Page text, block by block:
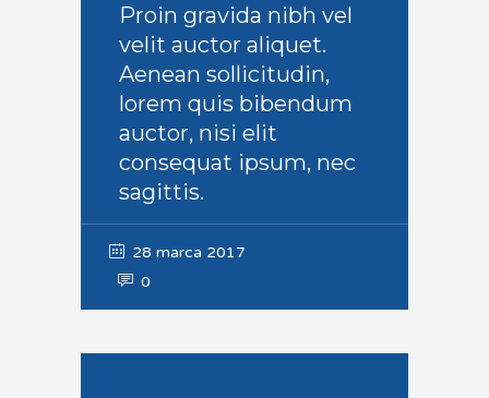
Proin gravida nibh vel
velit auctor aliquet.
Aenean sollicitudin,
lorem quis bibendum
auctor, nisi elit
consequat ipsum, nec
sagittis.
28 marca 2017
0